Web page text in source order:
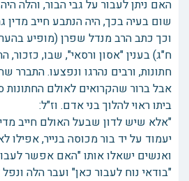
האם ניתן לעבור על גבי הבור, והלה
שום בעיה בכך, היה הנתבע חייב מדין
וכך כתב הרב מנדל שפרן (מופיע
ח"ג) בענין "אסון ורסאי", שבו,
חתונות, ורבים נהרגו ונפצעו. התברר
אבל ברור שהקרואים לאולם
ביתו ראוי להלוך בני אדם. וז"ל:
"אלא שיש לדון שבעל האולם חייב
יעמוד על יד בור מכוסה בנייר, אפילו
ואנשים ישאלו אותו "האם אפשר
"בודאי נוח לעבור כאן" ועבר הלה